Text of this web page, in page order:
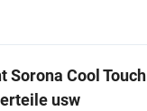
Sorona Cool Touch
usw